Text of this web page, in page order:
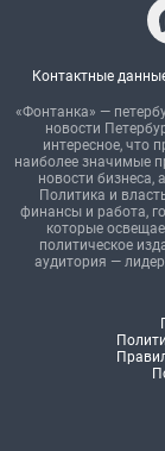
Контактные
«Фонтанка» —
новости
интересное, что
наиболее значимые
новости бизнеса,
Политика и
финансы и работа,
которые
политическое
аудитория —